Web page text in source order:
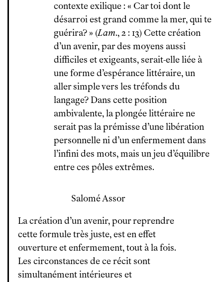
contexte exilique : « Car toi dont le
désarroi est grand comme la mer, qui te
guérira? » (Lam., 2 : 13) Cette création
d’un avenir, par des moyens aussi
difficiles et exigeants, serait-elle liée à
une forme d’espérance littéraire, un
aller simple vers les tréfonds du
langage? Dans cette position
ambivalente, la plongée littéraire ne
serait pas la prémisse d’une libération
personnelle ni d’un enfermement dans
l’infini des mots, mais un jeu d’équilibre
entre ces pôles extrêmes.
Salomé Assor
La création d’un avenir, pour reprendre
cette formule très juste, est en effet
ouverture et enfermement, tout à la fois.
Les circonstances de ce récit sont
simultanément intérieures et